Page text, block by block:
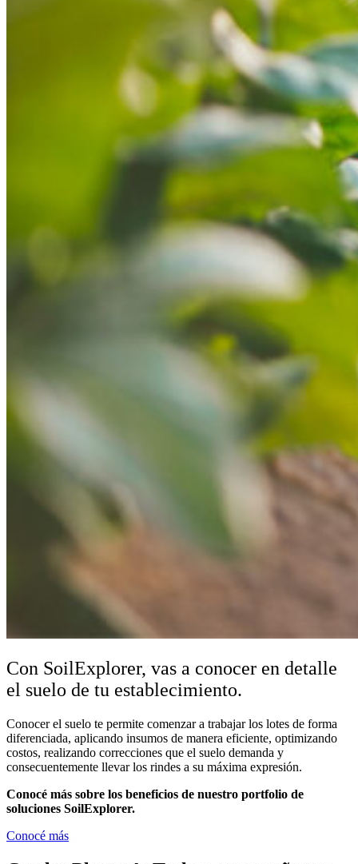
Con SoilExplorer, vas a conocer en detalle
el suelo de tu establecimiento.
Conocer el suelo te permite comenzar a trabajar los lotes de forma
diferenciada, aplicando insumos de manera eficiente, optimizando
costos, realizando correcciones que el suelo demanda y
consecuentemente llevar los rindes a su máxima expresión.
Conocé más sobre los beneficios de nuestro portfolio de
soluciones SoilExplorer.
Conocé más